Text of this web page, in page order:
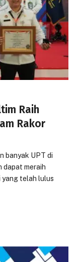
Raih
Rakor
banyak UPT di
dapat meraih
telah lulus